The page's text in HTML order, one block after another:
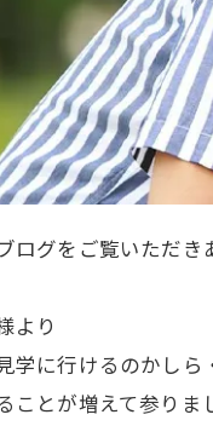
ログをご覧いただき
より
学に行けるのかしら
ことが増えて参りま